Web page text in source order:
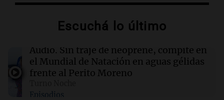
El AMOC se mantuvo fuerte mientras una
04:00 Deportes
Polémica en el running: bloquean a
corredores que no paguen inscripción y donan
a hospitales
Escuchá lo último
Audio. Sin traje de neoprene, compite en
el Mundial de Natación en aguas gélidas
frente al Perito Moreno
Episodios